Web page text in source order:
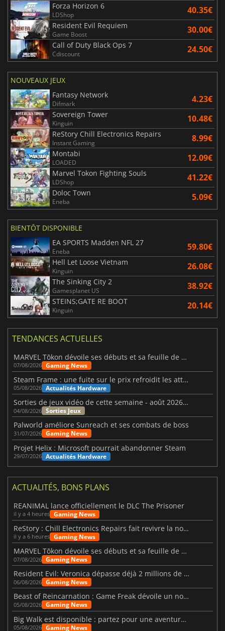
Forza Horizon 6
LDShop 40.35€
Resident Evil Requiem
Game Boost 30.00€
Call of Duty Black Ops 7
Cdiscount 24.50€
NOUVEAUX JEUX
Fantasy Network
Difmark 4.23€
Sovereign Tower
Kinguin 10.48€
ReStory Chill Electronics Repairs
Instant Gaming 8.99€
Montabi
LOADED 12.09€
Marvel Tokon Fighting Souls
LDShop 41.22€
Doloc Town
Eneba 5.09€
BIENTÔT DISPONIBLE
EA SPORTS Madden NFL 27
Eneba 59.80€
Hell Let Loose Vietnam
Kinguin 26.08€
The Sinking City 2
Gamesplanet US 38.92€
STEINS;GATE RE BOOT
Kinguin 20.14€
TENDANCES ACTUELLES
MARVEL Tōkon dévoile ses débuts et sa feuille de route
07/08/2026 Gaming News
Steam Frame : une fuite sur le prix refroidit les attentes VR
05/08/2026 Actualités Hardware
Sorties de jeux vidéo de cette semaine - août 2026 (semaine 32)
04/08/2026 Sorties Jeux
Palworld améliore Sunreach et ses combats de boss
31/07/2026 Gaming News
Projet Helix : Microsoft pourrait abandonner Steam
29/07/2026 Actualités Hardware
ACTUALITÉS, BONS PLANS
REANIMAL lance officiellement le DLC The Prisoner
il y a 4 heures Gaming News
ReStory : Chill Electronics Repairs fait revivre la nostalgie des années 2000
il y a 6 heures Gaming News
MARVEL Tōkon dévoile ses débuts et sa feuille de route
07/08/2026 Gaming News
Resident Evil: Veronica dépasse déjà 2 millions de wishlists
06/08/2026 Gaming News
Beast of Reincarnation : Game Freak dévoile un nouveau pari
05/08/2026 Gaming News
Big Walk est disponible : partez pour une aventure entre amis
05/08/2026 Gaming News